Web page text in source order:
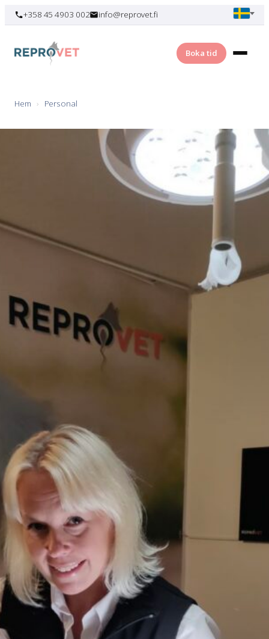
Skip
to
content
+358 45 4903 002 info@reprovet.fi
Boka tid
Hem › Personal